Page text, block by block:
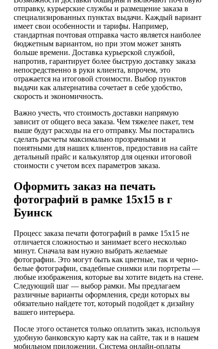
отправку, курьерские службы и размещение заказа в
специализированных пунктах выдачи. Каждый вариант
имеет свои особенности и тарифы. Например,
стандартная почтовая отправка часто является наиболее
бюджетным вариантом, но при этом может занять
больше времени. Доставка курьерской службой,
напротив, гарантирует более быструю доставку заказа
непосредственно в руки клиента, впрочем, это
отражается на итоговой стоимости. Выбор пунктов
выдачи как альтернатива сочетает в себе удобство,
скорость и экономичность.
Важно учесть, что стоимость доставки напрямую
зависит от общего веса заказа. Чем тяжелее пакет, тем
выше будут расходы на его отправку. Мы постарались
сделать расчеты максимально прозрачными и
понятными для наших клиентов, предоставив на сайте
детальный прайс и калькулятор для оценки итоговой
стоимости с учетом всех параметров заказа.
Оформить заказ на печать
фотографий в рамке 15х15 в г
Буинск
Процесс заказа печати фотографий в рамке 15х15 не
отличается сложностью и занимает всего несколько
минут. Сначала вам нужно выбрать желаемые
фотографии. Это могут быть как цветные, так и черно-
белые фотографии, свадебные снимки или портреты —
любые изображения, которые вы хотите видеть на стене.
Следующий шаг — выбор рамки. Мы предлагаем
различные варианты оформления, среди которых вы
обязательно найдете тот, который подойдет к дизайну
вашего интерьера.
После этого останется только оплатить заказ, используя
удобную банковскую карту как на сайте, так и в нашем
мобильном приложении. Система онлайн-оплаты